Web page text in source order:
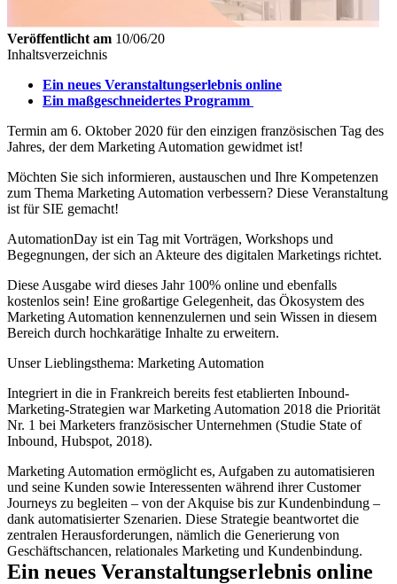
Veröffentlicht am 10/06/20
Inhaltsverzeichnis
Ein neues Veranstaltungserlebnis online
Ein maßgeschneidertes Programm
Termin am 6. Oktober 2020 für den einzigen französischen Tag des
Jahres, der dem Marketing Automation gewidmet ist!
Möchten Sie sich informieren, austauschen und Ihre Kompetenzen
zum Thema Marketing Automation verbessern? Diese Veranstaltung
ist für SIE gemacht!
AutomationDay ist ein Tag mit Vorträgen, Workshops und
Begegnungen, der sich an Akteure des digitalen Marketings richtet.
Diese Ausgabe wird dieses Jahr 100% online und ebenfalls
kostenlos sein! Eine großartige Gelegenheit, das Ökosystem des
Marketing Automation kennenzulernen und sein Wissen in diesem
Bereich durch hochkarätige Inhalte zu erweitern.
Unser Lieblingsthema: Marketing Automation
Integriert in die in Frankreich bereits fest etablierten Inbound-
Marketing-Strategien war Marketing Automation 2018 die Priorität
Nr. 1 bei Marketers französischer Unternehmen (Studie State of
Inbound, Hubspot, 2018).
Marketing Automation ermöglicht es, Aufgaben zu automatisieren
und seine Kunden sowie Interessenten während ihrer Customer
Journeys zu begleiten – von der Akquise bis zur Kundenbindung –
dank automatisierter Szenarien. Diese Strategie beantwortet die
zentralen Herausforderungen, nämlich die Generierung von
Geschäftschancen, relationales Marketing und Kundenbindung.
Ein neues Veranstaltungserlebnis online